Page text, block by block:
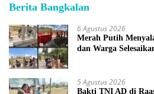
Berita Bangkalan
6 Agustus 2026
Merah Putih
dan Warga
5 Agustus 2026
Bakti TNI AD di